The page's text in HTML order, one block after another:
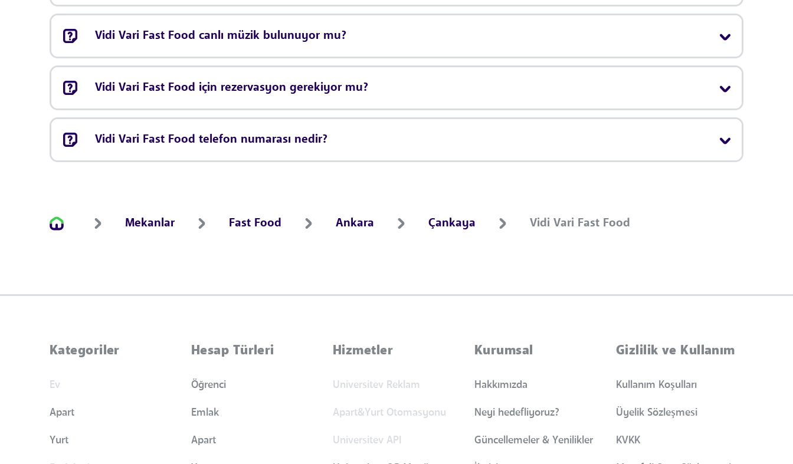
Vidi Vari Fast Food canlı müzik bulunuyor mu?
Vidi Vari Fast Food için rezervasyon gerekiyor mu?
Vidi Vari Fast Food telefon numarası nedir?
Mekanlar Fast Food Ankara Çankaya Vidi Vari Fast Food
Kategoriler
Ev
Apart
Yurt
Hesap Türleri
Öğrenci
Emlak
Apart
Hizmetler
Universitev Reklam
Apart&Yurt Otomasyonu
Universitev API
Kurumsal
Hakkımızda
Neyi hedefliyoruz?
Güncellemeler & Yenilikler
Gizlilik ve Kullanım
Kullanım Koşulları
Üyelik Sözleşmesi
KVKK